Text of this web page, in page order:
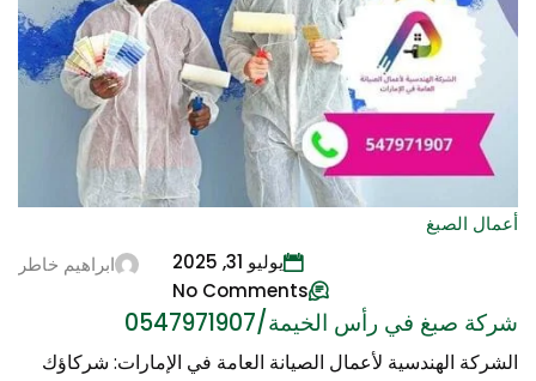
أعمال الصبغ
ابراهيم خاطر
يوليو 31, 2025
No Comments
شركة صبغ في رأس الخيمة/0547971907
الشركة الهندسية لأعمال الصيانة العامة في الإمارات: شركاؤك